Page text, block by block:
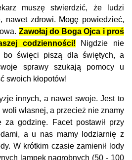
muszę stwierdzić, że ludzi
nawet zdrowi. Mogę powiedzieć,
Zawołaj do Boga Ojca i proś
codzienności! Nigdzie nie
bo święci piszą dla świętych, a
sprawy szukają pomocy u
swoich kłopotów!
innych, a nawet swoje. Jest to
woli własnej, a przecież nie znamy
za godzinę. Facet postawił przy
a u nas mamy lodziarnię z
W krótkim czasie zamienił lody
lampek nagrobnych (50 - 100